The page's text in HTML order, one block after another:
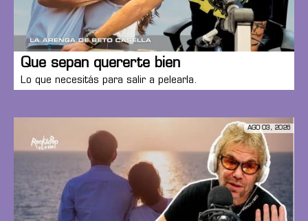
Que sepan quererte bien
Lo que necesitás para salir a pelearla.
AGO 03, 2026